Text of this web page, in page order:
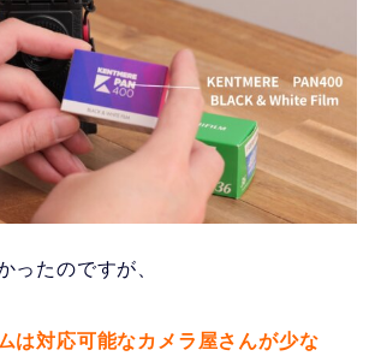
ったのですが、
は対応可能なカメラ屋さんが少な